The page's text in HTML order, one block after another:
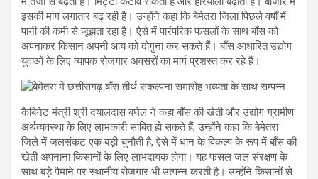
इसकी मांग लगातार बढ़ रही है। उन्होंने कहा कि बेमेतरा जिला पिछले वर्षों में
पानी की कमी से जूझता रहा है। ऐसे में पारंपरिक फसलों के साथ बाँस को
अपनाकर किसान अपनी आय को दोगुना कर सकते हैं। बाँस आधारित उद्योग
युवाओं के लिए व्यापक रोजगार अवसरों का मार्ग प्रशस्त कर रहे हैं।
कैबिनेट मंत्री श्री दयालदास बघेल ने कहा बाँस की खेती और उद्योग ग्रामीण
अर्थव्यवस्था के लिए लाभकारी साबित हो सकते हैं, उन्होंने कहा कि बेमेतरा
जिले में जलसंकट एक बड़ी चुनौती है, ऐसे में धान के विकल्प के रूप में बाँस की
खेती अपनाना किसानों के लिए लाभदायक होगा। यह फसल जल संरक्षण के
साथ बड़े पैमाने पर स्थानीय रोजगार भी उत्पन्न करती है। उन्होंने किसानों से